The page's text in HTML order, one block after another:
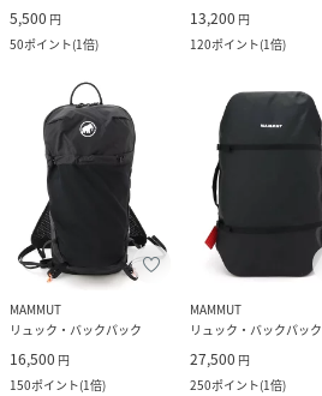
5,500 円
50ポイント(1倍)
13,200 円
120ポイント(1倍)
MAMMUT
リュック・バックパック
16,500 円
150ポイント(1倍)
MAMMUT
リュック・バックパック
27,500 円
250ポイント(1倍)